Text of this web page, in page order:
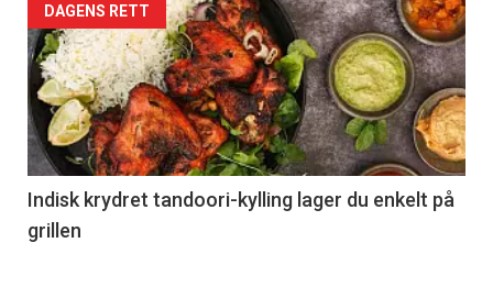
DAGENS RETT
Indisk krydret tandoori-kylling lager du enkelt på
grillen